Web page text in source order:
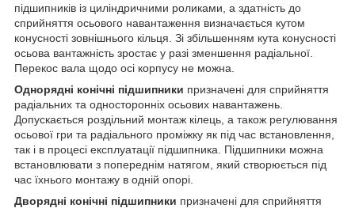
підшипників із циліндричними роликами, а здатність до
сприйняття осьового навантаження визначається кутом
конусності зовнішнього кільця. Зі збільшенням кута конусності
осьова вантажність зростає у разі зменшення радіальної.
Перекос вала щодо осі корпусу не можна.
Однорядні конічні підшипники призначені для сприйняття
радіальних та односторонніх осьових навантажень.
Допускається роздільний монтаж кілець, а також регулювання
осьової гри та радіального проміжку як під час встановлення,
так і в процесі експлуатації підшипника. Підшипники можна
встановлювати з попереднім натягом, який створюється під
час їхнього монтажу в одній опорі.
Дворядні конічні підшипники призначені для сприйняття